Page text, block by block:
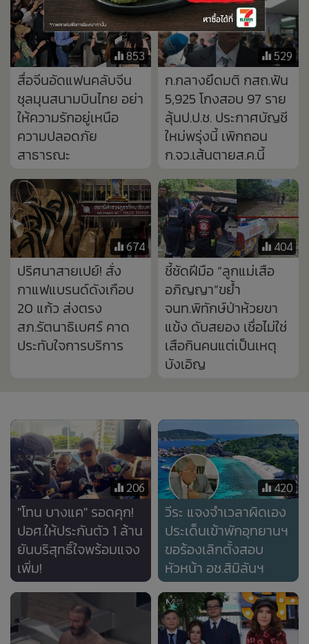
853
สื่อจีนอัดแฟนคลับจีน
ชุลมุนสนามบินไทย อย่า
ให้ความรักอยู่เหนือ
ความปลอดภัย
สาธารณะ
529
ก.กลางยึดมติ กสถ.ฟัน
5,925 โกงสอบ 97 ราย
ลุ้นป.ป.ช. ประกาศบัญชี
ใหม่พรุ่งนี้ เพิกถอน
ก.จว.เส้นตายส.ค.นี้
674
ปริศนาสายเปย์! สั่ง
กาแฟแบรนด์ดังเกือบ
20 แก้ว ส่งตรง
สภ.รัตนาธิเบศร์ คาด
ประทับใจการบริการ
404
ชี้ชัดฝีมือ “ลูกแม่เสือ
อภิญญา”ขย้ำ
จนท.พิทักษ์ป่าห้วยขา
แข้ง ดับสยอง เชื่อไม่ใช่
เสือกินคนแต่เป็นเหตุ
บังเอิญ
206
"โทน บางแค" รอดคุก!
ปอศ.ให้ประกันตัว 1 ล้าน
ยันบริสุทธิ์ใจพร้อมแจง
เพิ่ม!
420
วีระ แจงจำเวลาผิดเอง
ประเด็นเข้าพักอุทยานฯ
ขอร้องเลิกตั้งสอบ
หัวหน้า อช.สิมิลันฯ